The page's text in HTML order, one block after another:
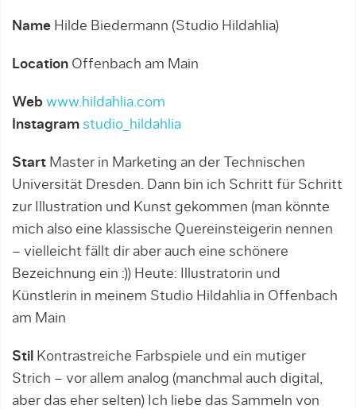
Name Hilde Biedermann (Studio Hildahlia)
Location Offenbach am Main
Web www.hildahlia.com
Instagram studio_hildahlia
Start Master in Marketing an der Technischen
Universität Dresden. Dann bin ich Schritt für Schritt
zur Illustration und Kunst gekommen (man könnte
mich also eine klassische Quereinsteigerin nennen
– vielleicht fällt dir aber auch eine schönere
Bezeichnung ein :)) Heute: Illustratorin und
Künstlerin in meinem Studio Hildahlia in Offenbach
am Main
Stil
Kontrastreiche Farbspiele und ein mutiger
Strich – vor allem analog (manchmal auch digital,
aber das eher selten) Ich liebe das Sammeln von